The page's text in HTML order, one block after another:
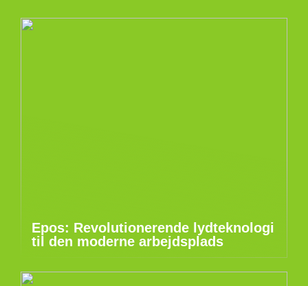
Epos: Revolutionerende lydteknologi
til den moderne arbejdsplads